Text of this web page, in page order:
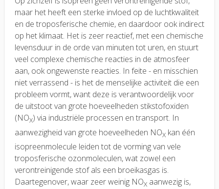
maar het heeft een sterke invloed op de luchtkwaliteit
en de troposferische chemie, en daardoor ook indirect
op het klimaat. Het is zeer reactief, met een chemische
levensduur in de orde van minuten tot uren, en stuurt
veel complexe chemische reacties in de atmosfeer
aan, ook ongewenste reacties. In feite - en misschien
niet verrassend - is het de menselijke activiteit die een
probleem vormt, want deze is verantwoordelijk voor
de uitstoot van grote hoeveelheden stikstofoxiden
(NOX) via industriële processen en transport. In
aanwezigheid van grote hoeveelheden NOX kan één
isopreenmolecule leiden tot de vorming van vele
troposferische ozonmoleculen, wat zowel een
verontreinigende stof als een broeikasgas is.
Daartegenover, waar zeer weinig NOX aanwezig is,